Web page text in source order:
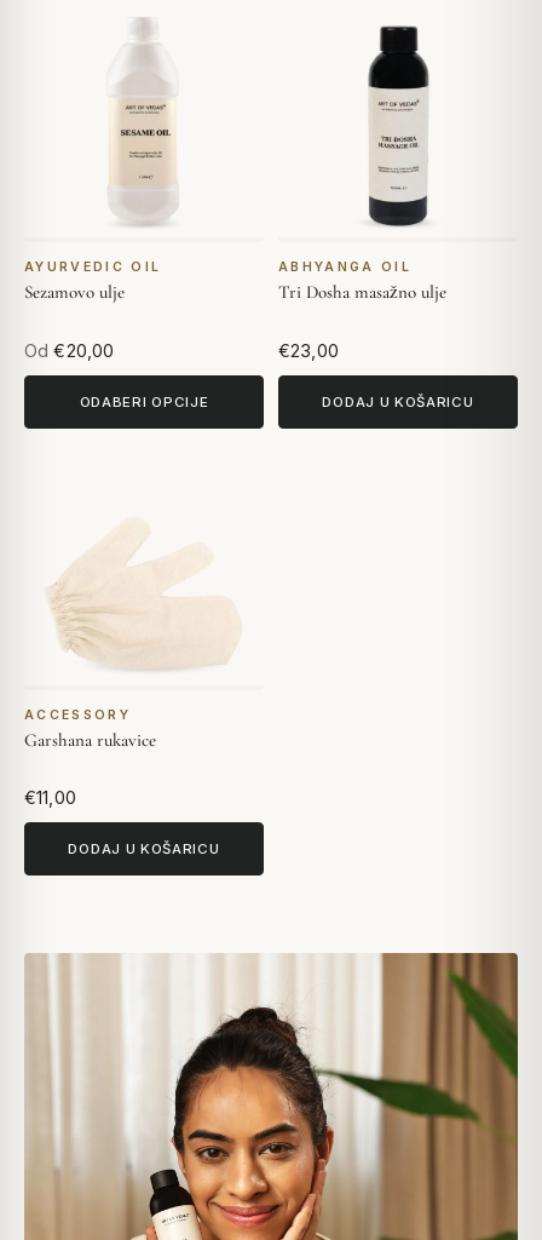
AYURVEDIC OIL
Sezamovo ulje
Od €20,00
ODABERI OPCIJE
ABHYANGA OIL
Tri Dosha masažno ulje
€23,00
DODAJ U KOŠARICU
ACCESSORY
Garshana rukavice
€11,00
DODAJ U KOŠARICU